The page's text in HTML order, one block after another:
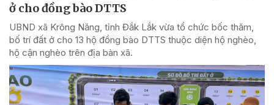
ở cho đồng bào DTTS
UBND xã Krông Năng, tỉnh Đắk Lắk vừa tổ chức bốc thăm,
bố trí đất ở cho 13 hộ đồng bào DTTS thuộc diện hộ nghèo,
hộ cận nghèo trên địa bàn xã.